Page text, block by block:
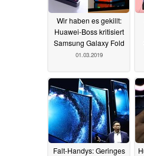
Wir haben es gekillt:
Huawei-Boss kritisiert
Samsung Galaxy Fold
01.03.2019
Falt-Handys: Geringes